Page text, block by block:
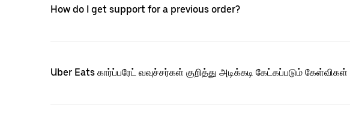
How do I get support for a previous order?
Uber Eats கார்ப்பரேட் வவுச்சர்கள் குறித்து அடிக்கடி கேட்கப்படும் கேள்விகள்